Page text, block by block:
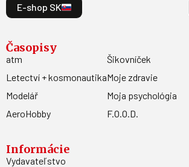
E-shop SK
Časopisy
atm
Letectví + kosmonautika
Modelář
AeroHobby
Šikovníček
Moje zdravie
Moja psychológia
F.O.O.D.
Informácie
Vydavateľstvo